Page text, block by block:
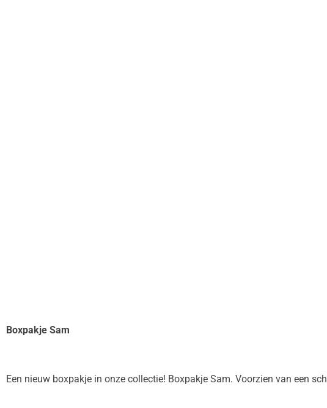
Boxpakje Sam
Een nieuw boxpakje in onze collectie! Boxpakje Sam. Voorzien van een